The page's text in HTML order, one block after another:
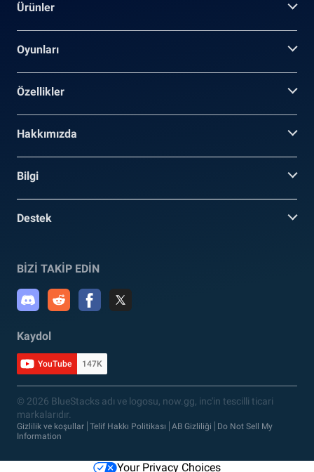
Ürünler
Oyunları
Özellikler
Hakkımızda
Bilgi
Destek
BİZİ TAKİP EDİN
Kaydol
YouTube 147K
© 2026 BlueStacks adı ve logosu, now.gg, inc'in tescilli ticari
markalarıdır.
Gizlilik ve koşullar Telif Hakkı Politikası AB Gizliliği
Do Not Sell My
Information
Your Privacy Choices